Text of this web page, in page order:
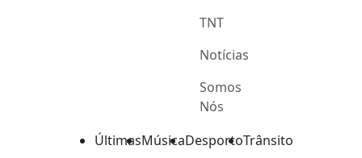
TNT
Notícias
Somos
Nós
ÚltimasMúsicaDesportoTrânsito